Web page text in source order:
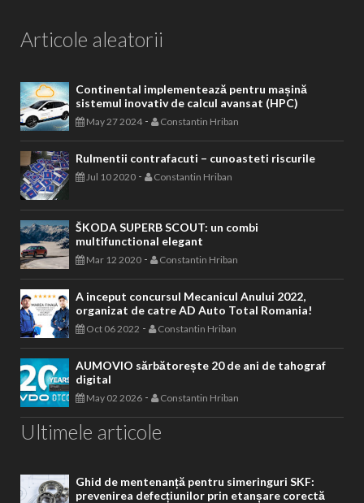
Articole aleatorii
Continental implementează pentru mașină
sistemul inovativ de calcul avansat (HPC)
May 27 2024- Constantin Hriban
Rulmentii contrafacuti – cunoasteti riscurile
Jul 10 2020 - Constantin Hriban
ŠKODA SUPERB SCOUT: un combi
multifunctional elegant
Mar 12 2020 - Constantin Hriban
A inceput concursul Mecanicul Anului 2022,
organizat de catre AD Auto Total Romania!
Oct 06 2022 - Constantin Hriban
AUMOVIO sărbătorește 20 de ani de tahograf
digital
May 02 2026 - Constantin Hriban
Ultimele articole
Ghid de mentenanță pentru simeringuri SKF:
prevenirea defecțiunilor prin etanșare corectă